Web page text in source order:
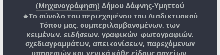
(Μηχανογράφηση) Δήμου Δάφνης-Υμηττού
🔸Το σύνολο του περιεχομένου του Διαδικτυακού
Τόπου μας, συμπεριλαμβανομένων, των
κειμένων, ειδήσεων, γραφικών, φωτογραφιών,
σχεδιαγραμμάτων, απεικονίσεων, παρεχόμενων
υπηρεσιών και γενικά κάθε είδους αρχείων,